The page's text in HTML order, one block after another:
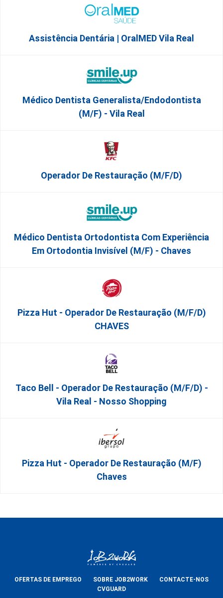
Assistência Dentária | OralMED Vila Real
Médico Dentista Generalista/Endodontista
(M/F) - Vila Real
Operador De Restauração (m/f/d)
Médico Dentista Ortodontista Com Experiência
Em Ortodontia Invisível (M/F) - Chaves
Pizza Hut - Operador De Restauração (m/f/d)
CHAVES
Taco Bell - Operador De Restauração (m/f/d) -
Vila Real - Nosso Shopping
Pizza Hut - Operador De Restauração (m/f)
Chaves
OFERTAS DE EMPREGO SOBRE JOB2WORK
CONTACTE-NOS
CVGUARD